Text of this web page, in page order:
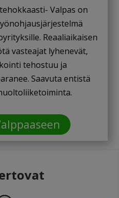
Valpas on
Reaaliaikaisen
vasteajat lyhenevät,
tehostuu ja
Saavuta entistä